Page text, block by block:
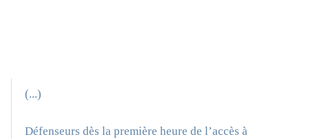
(...)
Défenseurs dès la première heure de l’accès à